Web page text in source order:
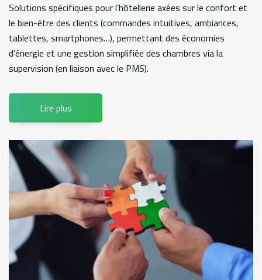
Solutions spécifiques pour l’hôtellerie axées sur le confort et
le bien-être des clients (commandes intuitives, ambiances,
tablettes, smartphones…), permettant des économies
d’énergie et une gestion simplifiée des chambres via la
supervision (en liaison avec le PMS).
Lire plus